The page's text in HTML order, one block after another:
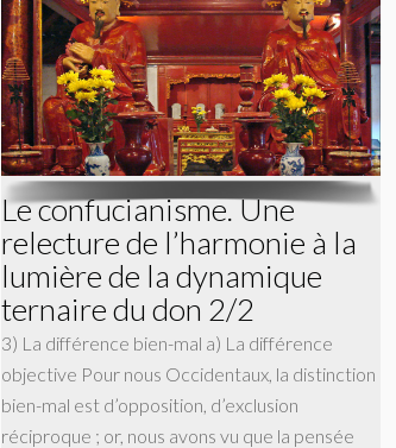
Le confucianisme. Une
relecture de l’harmonie à la
lumière de la dynamique
ternaire du don 2/2
3) La différence bien-mal a) La différence
objective Pour nous Occidentaux, la distinction
bien-mal est d’opposition, d’exclusion
réciproque ; or, nous avons vu que la pensée